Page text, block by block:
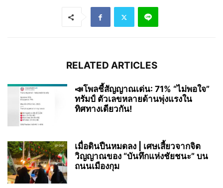
RELATED ARTICLES
📣โพลชี้สัญญาณเด่น: 71% “ไม่พอใจ”
ทรัมป์ ตัวเลขหลายด้านพุ่งแรงใน
ทิศทางเดียวกัน!
เมื่อดินปืนหมดลง | เศษเสี้ยวจากจิต
วิญญาณของ “บันทึกแห่งชัยชนะ” บน
ถนนเมืองกุม